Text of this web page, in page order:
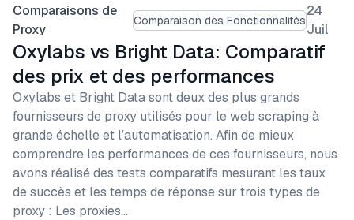
Comparaisons de
Proxy
Comparaison des Fonctionnalités
24
Juil
Oxylabs vs Bright Data: Comparatif
des prix et des performances
Oxylabs et Bright Data sont deux des plus grands
fournisseurs de proxy utilisés pour le web scraping à
grande échelle et l’automatisation. Afin de mieux
comprendre les performances de ces fournisseurs, nous
avons réalisé des tests comparatifs mesurant les taux
de succès et les temps de réponse sur trois types de
proxy : Les proxies…